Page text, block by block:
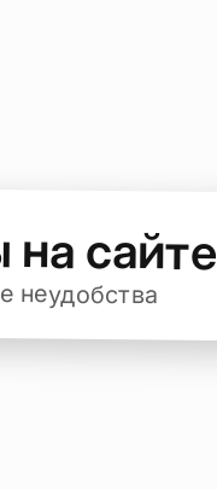
на сайте
неудобства